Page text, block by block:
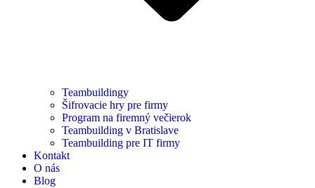
Teambuildingy
Šifrovacie hry pre firmy
Program na firemný večierok
Teambuilding v Bratislave
Teambuilding pre IT firmy
Kontakt
O nás
Blog